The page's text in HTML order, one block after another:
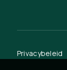
Privacybeleid